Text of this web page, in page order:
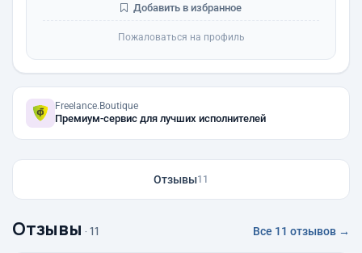
Добавить в избранное
Пожаловаться на профиль
Freelance.Boutique
Премиум-сервис для лучших исполнителей
Отзывы11
Отзывы · 11 Все 11 отзывов →